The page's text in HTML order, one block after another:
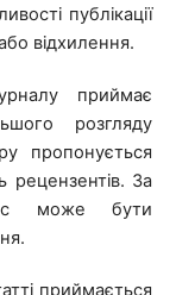
публікації
відхилення.
приймає
розгляду
пропонується
рецензентів. За
може бути
приймається